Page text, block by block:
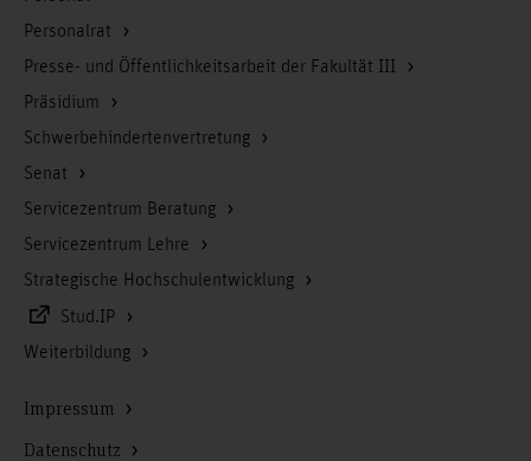
Personalrat
Presse- und Öffentlichkeitsarbeit der Fakultät III
Präsidium
Schwerbehindertenvertretung
Senat
Servicezentrum Beratung
Servicezentrum Lehre
Strategische Hochschulentwicklung
Stud.IP
Weiterbildung
Impressum
Datenschutz